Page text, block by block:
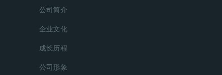
公司简介
企业文化
成长历程
公司形象